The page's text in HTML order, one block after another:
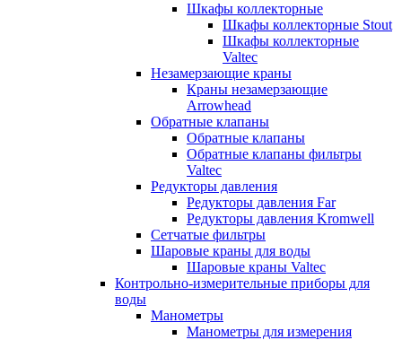
Шкафы коллекторные
Шкафы коллекторные Stout
Шкафы коллекторные
Valtec
Незамерзающие краны
Краны незамерзающие
Arrowhead
Обратные клапаны
Обратные клапаны
Обратные клапаны фильтры
Valtec
Редукторы давления
Редукторы давления Far
Редукторы давления Kromwell
Сетчатые фильтры
Шаровые краны для воды
Шаровые краны Valtec
Контрольно-измерительные приборы для
воды
Манометры
Манометры для измерения